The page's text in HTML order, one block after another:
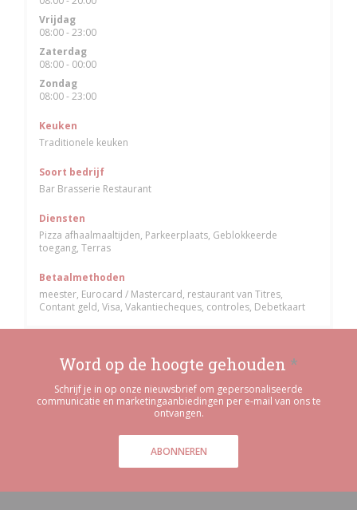
Vrijdag
08:00 - 23:00
Zaterdag
08:00 - 00:00
Zondag
08:00 - 23:00
Keuken
Traditionele keuken
Soort bedrijf
Bar Brasserie Restaurant
Diensten
Pizza afhaalmaaltijden, Parkeerplaats, Geblokkeerde
toegang, Terras
Betaalmethoden
meester, Eurocard / Mastercard, restaurant van Titres,
Contant geld, Visa, Vakantiecheques, controles, Debetkaart
Word op de hoogte gehouden *
Schrijf je in op onze nieuwsbrief om gepersonaliseerde
communicatie en marketingaanbiedingen per e-mail van ons te
ontvangen.
ABONNEREN